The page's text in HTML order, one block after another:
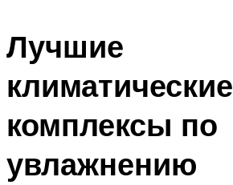
Лучшие
климатические
комплексы по
увлажнению